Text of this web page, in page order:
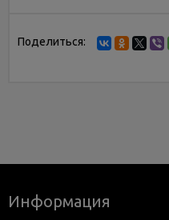
Поделиться:
Информация